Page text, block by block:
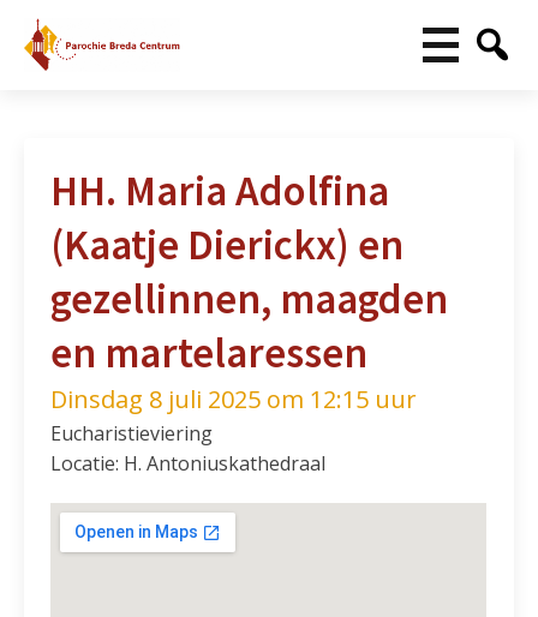
HH. Maria Adolfina
(Kaatje Dierickx) en
gezellinnen, maagden
en martelaressen
Dinsdag 8 juli 2025 om 12:15 uur
Eucharistieviering
Locatie: H. Antoniuskathedraal